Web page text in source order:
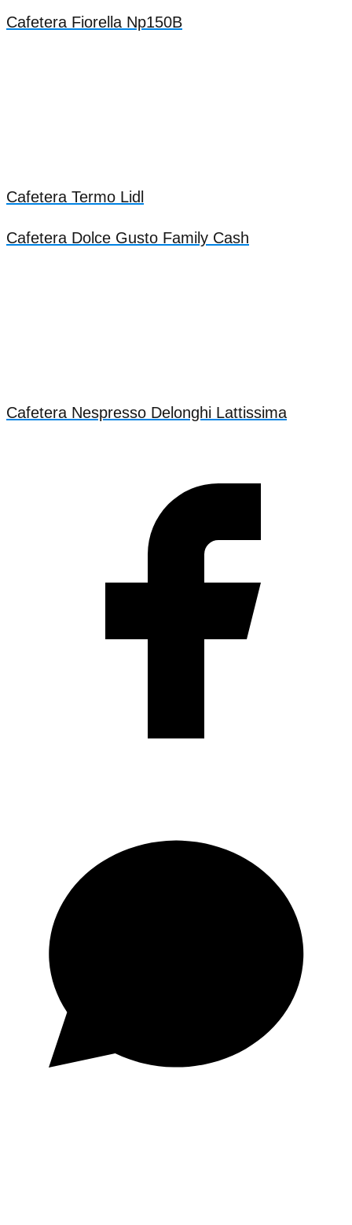
Cafetera Fiorella Np150B
Cafetera Termo Lidl
Cafetera Dolce Gusto Family Cash
Cafetera Nespresso Delonghi Lattissima